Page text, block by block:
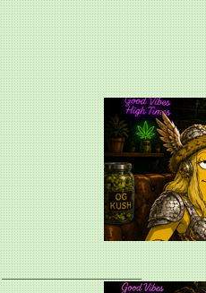
__________________________